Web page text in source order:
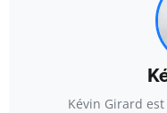
Kévin Girard